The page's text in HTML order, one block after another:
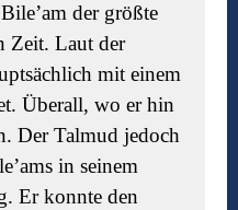
der größte
Zeit. Laut der
mit einem
Überall, wo er hin
Der Talmud jedoch
in seinem
Er konnte den